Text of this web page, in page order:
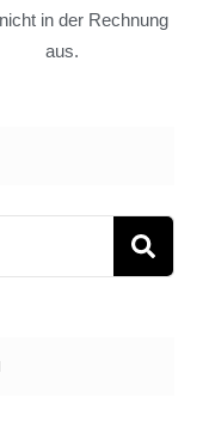
in der Rechnung
aus.